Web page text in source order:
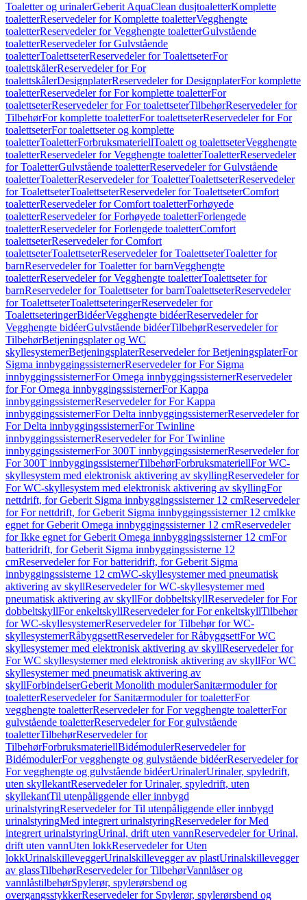
Toaletter og urinalerGeberit AquaClean dusjtoaletterKomplette
toaletterReservedeler for Komplette toaletterVegghengte
toaletterReservedeler for Vegghengte toaletterGulvstående
toaletterReservedeler for Gulvstående
toaletterToalettseterReservedeler for ToalettseterFor
toalettskålerReservedeler for For
toalettskålerDesignplaterReservedeler for DesignplaterFor komplette
toaletterReservedeler for For komplette toaletterFor
toalettseterReservedeler for For toalettseterTilbehørReservedeler for
TilbehørFor komplette toaletterFor toalettseterReservedeler for For
toalettseterFor toalettseter og komplette
toaletterToaletterForbruksmateriellToalett og toalettseterVegghengte
toaletterReservedeler for Vegghengte toaletterToaletterReservedeler
for ToaletterGulvstående toaletterReservedeler for Gulvstående
toaletterToaletterReservedeler for ToaletterToalettseterReservedeler
for ToalettseterToalettseterReservedeler for ToalettseterComfort
toaletterReservedeler for Comfort toaletterForhøyede
toaletterReservedeler for Forhøyede toaletterForlengede
toaletterReservedeler for Forlengede toaletterComfort
toalettseterReservedeler for Comfort
toalettseterToalettseterReservedeler for ToalettseterToaletter for
barnReservedeler for Toaletter for barnVegghengte
toaletterReservedeler for Vegghengte toaletterToalettseter for
barnReservedeler for Toalettseter for barnToalettseterReservedeler
for ToalettseterToalettseteringerReservedeler for
ToalettseteringerBidéerVegghengte bidéerReservedeler for
Vegghengte bidéerGulvstående bidéerTilbehørReservedeler for
TilbehørBetjeningsplater og WC
skyllesystemerBetjeningsplaterReservedeler for BetjeningsplaterFor
Sigma innbyggingssisternerReservedeler for For Sigma
innbyggingssisternerFor Omega innbyggingssisternerReservedeler
for For Omega innbyggingssisternerFor Kappa
innbyggingssisternerReservedeler for For Kappa
innbyggingssisternerFor Delta innbyggingssisternerReservedeler for
For Delta innbyggingssisternerFor Twinline
innbyggingssisternerReservedeler for For Twinline
innbyggingssisternerFor 300T innbyggingssisternerReservedeler for
For 300T innbyggingssisternerTilbehørForbruksmateriellFor WC-
skyllesystem med elektronisk aktivering av skyllingReservedeler for
For WC-skyllesystem med elektronisk aktivering av skyllingFor
nettdrift, for Geberit Sigma innbyggingssisterner 12 cmReservedeler
for For nettdrift, for Geberit Sigma innbyggingssisterner 12 cmIkke
egnet for Geberit Omega innbyggingssisterner 12 cmReservedeler
for Ikke egnet for Geberit Omega innbyggingssisterner 12 cmFor
batteridrift, for Geberit Sigma innbyggingssisterne 12
cmReservedeler for For batteridrift, for Geberit Sigma
innbyggingssisterne 12 cmWC-skyllesystemer med pneumatisk
aktivering av skyllReservedeler for WC-skyllesystemer med
pneumatisk aktivering av skyllFor dobbeltskyllReservedeler for For
dobbeltskyllFor enkeltskyllReservedeler for For enkeltskyllTilbehør
for WC-skyllesystemerReservedeler for Tilbehør for WC-
skyllesystemerRåbyggsettReservedeler for RåbyggsettFor WC
skyllesystemer med elektronisk aktivering av skyllReservedeler for
For WC skyllesystemer med elektronisk aktivering av skyllFor WC
skyllesystemer med pneumatisk aktivering av
skyllForbindelserGeberit Monolith modulerSanitærmoduler for
toaletterReservedeler for Sanitærmoduler for toaletterFor
vegghengte toaletterReservedeler for For vegghengte toaletterFor
gulvstående toaletterReservedeler for For gulvstående
toaletterTilbehørReservedeler for
TilbehørForbruksmateriellBidémodulerReservedeler for
BidémodulerFor vegghengte og gulvstående bidéerReservedeler for
For vegghengte og gulvstående bidéerUrinalerUrinaler, spyledrift,
uten skyllekantReservedeler for Urinaler, spyledrift, uten
skyllekantTil utenpåliggende eller innbygd
urinalstyringReservedeler for Til utenpåliggende eller innbygd
urinalstyringMed integrert urinalstyringReservedeler for Med
integrert urinalstyringUrinal, drift uten vannReservedeler for Urinal,
drift uten vannUten lokkReservedeler for Uten
lokkUrinalskilleveggerUrinalskillevegger av plastUrinalskillevegger
av glassTilbehørReservedeler for TilbehørVannlåser og
vannlåstilbehørSpylerør, spylerørsbend og
overgangsstykkerReservedeler for Spylerør, spylerørsbend og